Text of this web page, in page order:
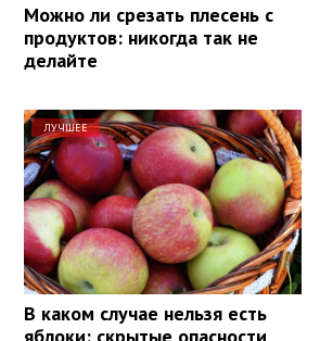
Можно ли срезать плесень с
продуктов: никогда так не
делайте
ЛУЧШЕЕ
В каком случае нельзя есть
яблоки: скрытые опасности